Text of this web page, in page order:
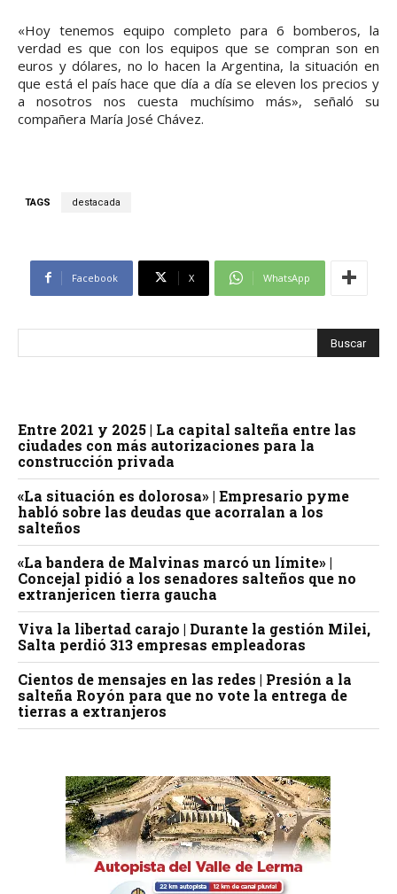
«Hoy tenemos equipo completo para 6 bomberos, la
verdad es que con los equipos que se compran son en
euros y dólares, no lo hacen la Argentina, la situación en
que está el país hace que día a día se eleven los precios y
a nosotros nos cuesta muchísimo más», señaló su
compañera María José Chávez.
TAGS destacada
Facebook X WhatsApp
Entre 2021 y 2025 | La capital salteña entre las
ciudades con más autorizaciones para la
construcción privada
«La situación es dolorosa» | Empresario pyme
habló sobre las deudas que acorralan a los
salteños
«La bandera de Malvinas marcó un límite» |
Concejal pidió a los senadores salteños que no
extranjericen tierra gaucha
Viva la libertad carajo | Durante la gestión Milei,
Salta perdió 313 empresas empleadoras
Cientos de mensajes en las redes | Presión a la
salteña Royón para que no vote la entrega de
tierras a extranjeros